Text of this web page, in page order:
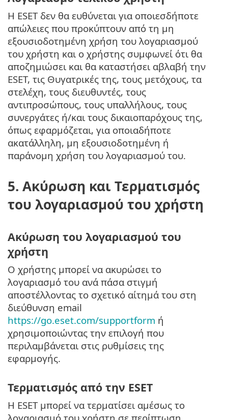
Η ESET δεν θα ευθύνεται για οποιεσδήποτε
απώλειες που προκύπτουν από τη μη
εξουσιοδοτημένη χρήση του λογαριασμού
του χρήστη και ο χρήστης συμφωνεί ότι θα
αποζημιώσει και θα καταστήσει αβλαβή την
ESET, τις Θυγατρικές της, τους μετόχους, τα
στελέχη, τους διευθυντές, τους
αντιπροσώπους, τους υπαλλήλους, τους
συνεργάτες ή/και τους δικαιοπαρόχους της,
όπως εφαρμόζεται, για οποιαδήποτε
ακατάλληλη, μη εξουσιοδοτημένη ή
παράνομη χρήση του λογαριασμού του.
5. Ακύρωση και Τερματισμός
του λογαριασμού του χρήστη
Ακύρωση του λογαριασμού του
χρήστη
Ο χρήστης μπορεί να ακυρώσει το
λογαριασμό του ανά πάσα στιγμή
αποστέλλοντας το σχετικό αίτημά του στη
διεύθυνση email
https://go.eset.com/supportform ή
χρησιμοποιώντας την επιλογή που
περιλαμβάνεται στις ρυθμίσεις της
εφαρμογής.
Τερματισμός από την ESET
Η ESET μπορεί να τερματίσει αμέσως το